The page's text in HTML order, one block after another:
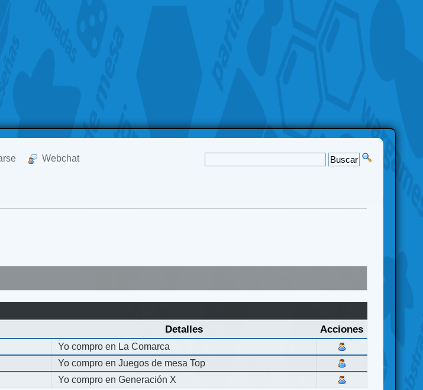
Webchat
Detalles Acciones
Yo compro en La Comarca
Yo compro en Juegos de mesa Top
Yo compro en Generación X